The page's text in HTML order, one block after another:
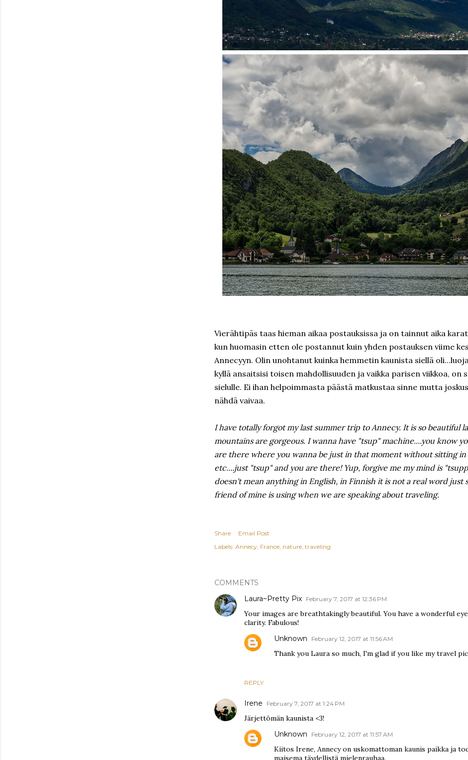
Vierähtipäs taas hieman aikaa postauksissa ja on tainnut aika
kun huomasin etten ole postannut kuin yhden postauksen viime
Annecyyn. Olin unohtanut kuinka hemmetin kaunista siellä
kyllä ansaitsisi toisen mahdollisuuden ja vaikka parisen viikkoa, on
sielulle. Ei ihan helpoimmasta päästä matkustaa sinne mutta
nähdä vaivaa.
I have totally forgot my last summer trip to Annecy. It is so beautiful
mountains are gorgeous. I wanna have "tsup" machine....you know
are there where you wanna be just in that moment without sitting in
etc....just "tsup" and you are there! Yup, forgive me my mind is
doesn't mean anything in English, in Finnish it is not a real word just
friend of mine is using when we are speaking about traveling.
Share
Email Post
Labels: Annecy France nature traveling
COMMENTS
Laura~Pretty Pix February 7, 2017 at 12:36 PM
Your images are breathtakingly beautiful. You have a wonderful
clarity. Fabulous!
REPLY
Unknown February 12, 2017 at 11:56 AM
Thank you Laura so much, I'm glad if you like my travel
Irene February 7, 2017 at 1:24 PM
Järjettömän kaunista <3!
Unknown
February 12, 2017 at 11:57 AM
Kiitos Irene, Annecy on uskomattoman kaunis paikka ja
maisema täydellistä mielenrauhaa.